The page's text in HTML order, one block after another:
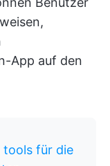
App auf den
tools für die